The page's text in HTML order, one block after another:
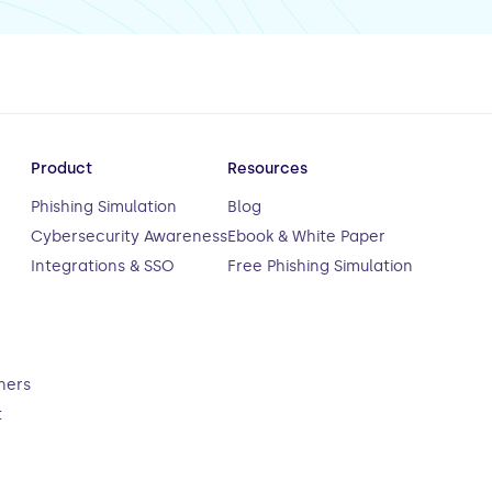
Product
Phishing Simulation
Cybersecurity Awareness
Integrations & SSO
Resources
Blog
Ebook & White Paper
Free Phishing Simulation